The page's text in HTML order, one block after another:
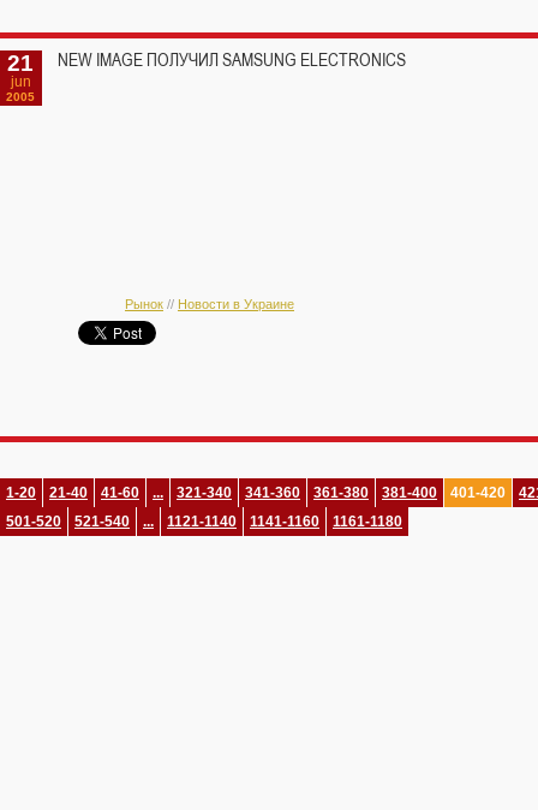
21
jun
2005
NEW IMAGE ПОЛУЧИЛ SAMSUNG ELECTRONICS
Рынок // Новости в Украине
1-20 21-40 41-60 ... 321-340 341-360 361-380 381-400 401-420
501-520
521-540 ... 1121-1140 1141-1160 1161-1180